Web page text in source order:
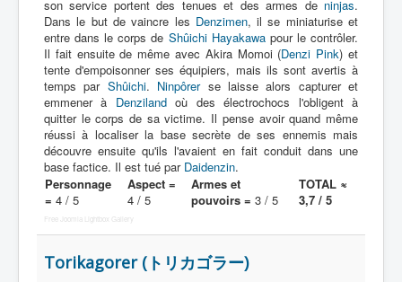
son service portent des tenues et des armes de ninjas.
Dans le but de vaincre les Denzimen, il se miniaturise et
entre dans le corps de Shûichi Hayakawapour le contrôler.
Il fait ensuite de même avec Akira Momoi (Denzi Pink) et
tente d'empoisonner ses équipiers, mais ils sont avertis à
temps par Shûichi. Ninpôrerse laisse alors capturer et
emmener à Denzilandoù des électrochocs l'obligent à
quitter le corps de sa victime. Il pense avoir quand même
réussi à localiser la base secrète de ses ennemis mais
découvre ensuite qu'ils l'avaient en fait conduit dans une
base factice. Il est tué par Daidenzin.
Personnage
= 4 / 5
Aspect =
4 / 5
Armes et
pouvoirs = 3 / 5
TOTAL ≈
3,7 / 5
Free Joomla Lightbox Gallery
Torikagorer (トリカゴラー)